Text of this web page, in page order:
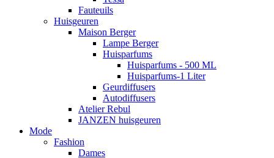
Fauteuils
Huisgeuren
Maison Berger
Lampe Berger
Huisparfums
Huisparfums - 500 ML
Huisparfums-1 Liter
Geurdiffusers
Autodiffusers
Atelier Rebul
JANZEN huisgeuren
Mode
Fashion
Dames